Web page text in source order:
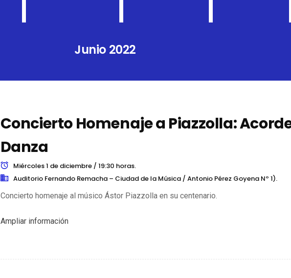
Junio 2022
Concierto Homenaje a Piazzolla:
Danza
Miércoles 1 de diciembre / 19:30 horas.
Auditorio Fernando Remacha – Ciudad de la Música / Antonio Pérez Goyena Nº 1).
Concierto homenaje al músico Ástor Piazzolla en su centenario.
Ampliar información